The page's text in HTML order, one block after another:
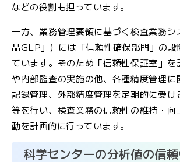
などの役割も担っています。
一方、業務管理要領に基づく検査業務シ
品GLP」）には「信頼性確保部門」の設
ています。そのため「信頼性保証室」
や内部監査の実施の他、各種精度管理に
記録管理、外部精度管理を定期的に受け
等を行い、検査業務の信頼性の維持・向
動を計画的に行っています。
科学センターの分析値の信